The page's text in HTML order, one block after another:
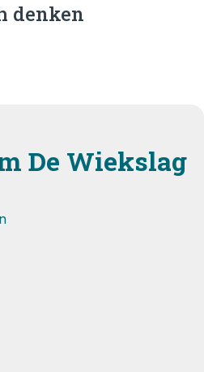
denken
De Wiekslag